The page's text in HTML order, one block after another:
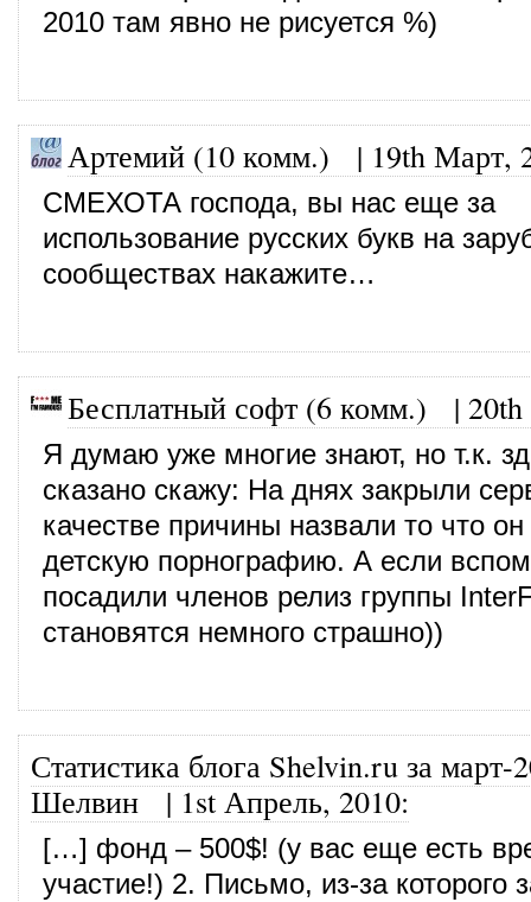
2010 там явно не рисуется %)
Артемий (10 комм.) | 19th Март,
СМЕХОТА господа, вы нас еще за
использование русских букв на
сообществах накажите…
Бесплатный софт (6 комм.) |
Я думаю уже многие знают, но т.к.
сказано скажу: На днях закрыли
качестве причины назвали то что
детскую порнографию. А если
посадили членов релиз группы
становятся немного страшно))
Статистика блога Shelvin.ru за март-
Шелвин|1st Апрель, 2010:
[…] фонд – 500$! (у вас еще есть
участие!) 2. Письмо, из-за которого